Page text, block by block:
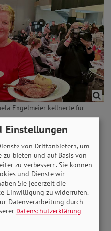
Engelmeier kellnerte für
Einstellungen
von Drittanbietern, um
zu bieten und auf Basis von
zu verbessern. Sie können
und Dienste wir
Sie jederzeit die
Einwilligung zu widerrufen.
Datenverarbeitung durch
Datenschutzerklärung